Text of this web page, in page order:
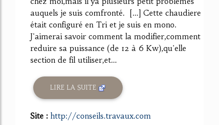
auquels je suis comfronté. [...] Cette chaudiere
était configuré en Tri et je suis en mono.
J'aimerai savoir comment la modifier,comment
reduire sa puissance (de 12 à 6 Kw),qu'elle
section de fil utiliser,et...
LIRE LA SUITE
Site : http://conseils.travaux.com